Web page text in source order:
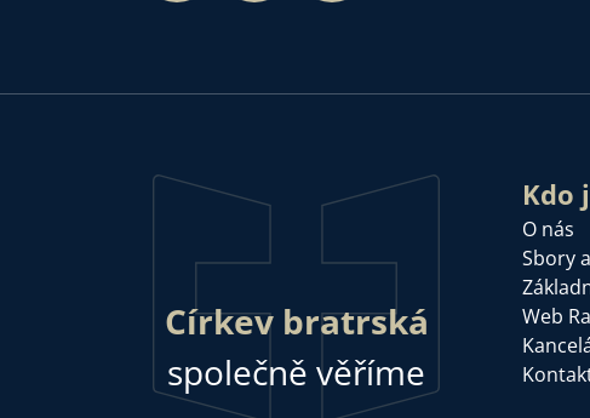
Církev bratrská
společně věříme
Kdo
O nás
Sbory
Web